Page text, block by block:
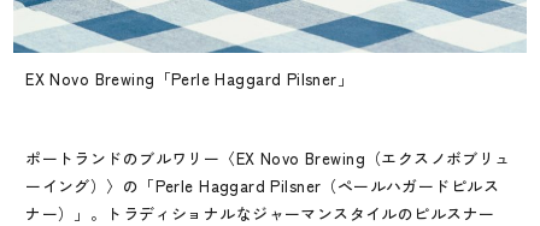
EX Novo Brewing「Perle Haggard Pilsner」
ポートランドのブルワリー〈EX Novo Brewing（エクスノボブリュ
ーイング）〉の「Perle Haggard Pilsner（ペールハガードピルス
ナー）」。トラディショナルなジャーマンスタイルのピルスナー